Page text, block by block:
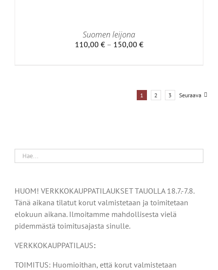
Suomen leijona
110,00 € – 150,00 €Hintaluokka:
1 2 3 Seuraava
HUOM! VERKKOKAUPPATILAUKSET TAUOLLA 18.7.-7.8.
Tänä aikana tilatut korut valmistetaan ja toimitetaan
elokuun aikana. Ilmoitamme mahdollisesta vielä
pidemmästä toimitusajasta sinulle.
VERKKOKAUPPATILAUS:
TOIMITUS: Huomioithan, että korut valmistetaan